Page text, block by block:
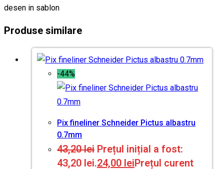
desen in sablon
Produse similare
-44%
Pix fineliner Schneider Pictus albastru
0.7mm
43,20lei Prețul inițial a fost:
43,20 lei.24,00 leiPrețul curent